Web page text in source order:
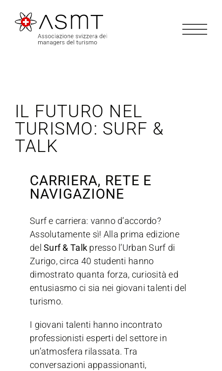
contenuto
IL FUTURO NEL
TURISMO: SURF &
TALK
CARRIERA, RETE E
NAVIGAZIONE
Surf e carriera: vanno d’accordo?
Assolutamente sì! Alla prima edizione
delSurf & Talk presso l’Urban Surf di
Zurigo, circa 40 studenti hanno
dimostrato quanta forza, curiosità ed
entusiasmo ci sia nei giovani talenti del
turismo.
I giovani talenti hanno incontrato
professionisti esperti del settore in
un’atmosfera rilassata. Tra
conversazioni appassionanti,